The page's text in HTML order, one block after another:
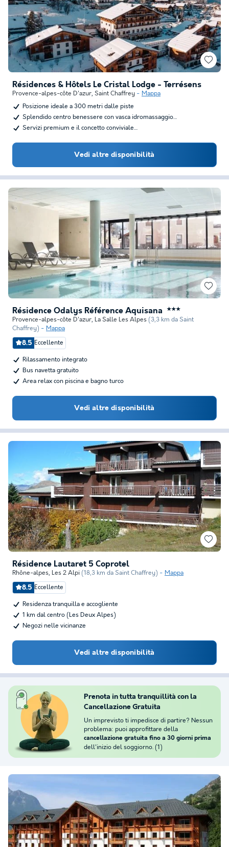
Résidences & Hôtels Le Cristal Lodge - Terrésens
Provence-alpes-côte D'azur, Saint Chaffrey
Mappa
Posizione ideale a 300 metri dalle piste
Splendido centro benessere con vasca idromassaggio…
Servizi premium e il concetto conviviale…
Vedi altre disponibilità
Résidence Odalys Référence Aquisana ★★★
Provence-alpes-côte D'azur, La Salle Les Alpes (3,3 km da Saint
Chaffrey)
Mappa
8.5 Eccellente
Rilassamento integrato
Bus navetta gratuito
Area relax con piscina e bagno turco
Vedi altre disponibilità
Résidence Lautaret 5 Coprotel
Rhône-alpes, Les 2 Alpi (18,3 km da Saint Chaffrey) Mappa
8.5 Eccellente
Residenza tranquilla e accogliente
1 km dal centro (Les Deux Alpes)
Negozi nelle vicinanze
Vedi altre disponibilità
Prenota in tutta tranquillità con la
Cancellazione Gratuita
Un imprevisto ti impedisce di partire? Nessun
problema: puoi approfittare della
cancellazione gratuita fino a 30 giorni prima
dell'inizio del soggiorno. (1)